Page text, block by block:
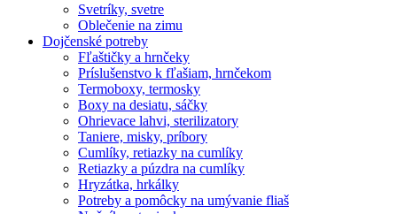
Svetríky, svetre
Oblečenie na zimu
Dojčenské potreby
Fľaštičky a hrnčeky
Príslušenstvo k fľašiam, hrnčekom
Termoboxy, termosky
Boxy na desiatu, sáčky
Ohrievace lahvi, sterilizatory
Taniere, misky, príbory
Cumlíky, retiazky na cumlíky
Retiazky a púzdra na cumlíky
Hryzátka, hrkálky
Potreby a pomôcky na umývanie fliaš